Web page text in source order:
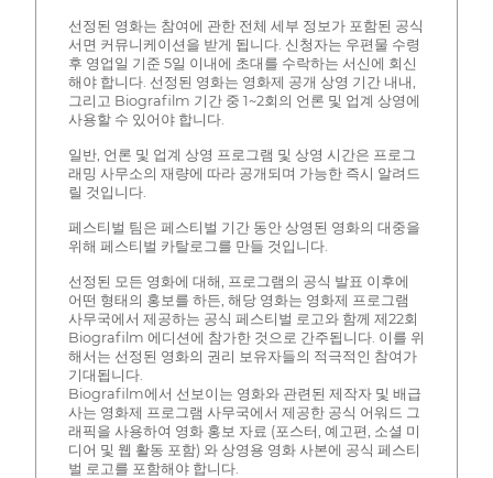
선정된 영화는 참여에 관한 전체 세부 정보가 포함된 공식
서면 커뮤니케이션을 받게 됩니다. 신청자는 우편물 수령
후 영업일 기준 5일 이내에 초대를 수락하는 서신에 회신
해야 합니다. 선정된 영화는 영화제 공개 상영 기간 내내,
그리고 Biografilm 기간 중 1~2회의 언론 및 업계 상영에
사용할 수 있어야 합니다.
일반, 언론 및 업계 상영 프로그램 및 상영 시간은 프로그
래밍 사무소의 재량에 따라 공개되며 가능한 즉시 알려드
릴 것입니다.
페스티벌 팀은 페스티벌 기간 동안 상영된 영화의 대중을
위해 페스티벌 카탈로그를 만들 것입니다.
선정된 모든 영화에 대해, 프로그램의 공식 발표 이후에
어떤 형태의 홍보를 하든, 해당 영화는 영화제 프로그램
사무국에서 제공하는 공식 페스티벌 로고와 함께 제22회
Biografilm 에디션에 참가한 것으로 간주됩니다. 이를 위
해서는 선정된 영화의 권리 보유자들의 적극적인 참여가
기대됩니다.
Biografilm에서 선보이는 영화와 관련된 제작자 및 배급
사는 영화제 프로그램 사무국에서 제공한 공식 어워드 그
래픽을 사용하여 영화 홍보 자료 (포스터, 예고편, 소셜 미
디어 및 웹 활동 포함) 와 상영용 영화 사본에 공식 페스티
벌 로고를 포함해야 합니다.